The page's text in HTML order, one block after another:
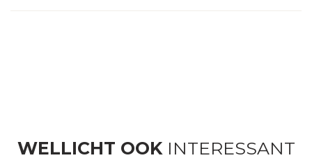
WELLICHT OOKINTERESSANT